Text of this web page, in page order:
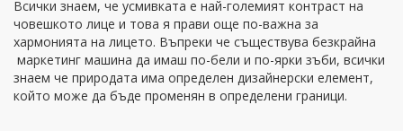
Всички знаем, че усмивката е най-големият контраст на
човешкото лице и това я прави още по-важна за
хармонията на лицето. Въпреки че съществува безкрайна
маркетинг машина да имаш по-бели и по-ярки зъби, всички
знаем че природата има определен дизайнерски елемент,
който може да бъде променян в определени граници.